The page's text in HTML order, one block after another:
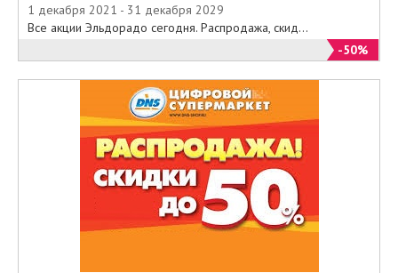
1 декабря 2021 - 31 декабря 2029
Все акции Эльдорадо сегодня. Распродажа, скид...
-50%